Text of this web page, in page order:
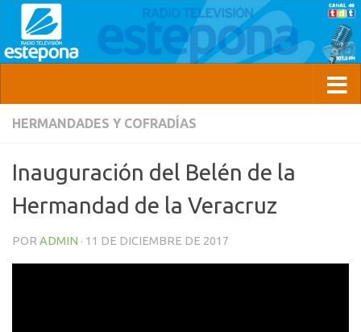
HERMANDADES Y COFRADÍAS
Inauguración del Belén de la
Hermandad de la Veracruz
POR ADMIN · 11 DE DICIEMBRE DE 2017